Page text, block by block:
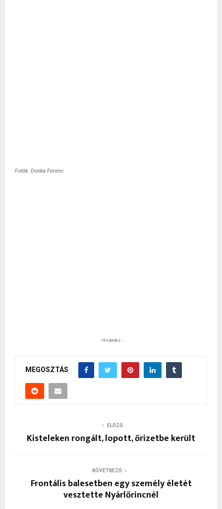
Fotók: Donka Ferenc
- Hirdetés -
MEGOSZTÁS
ELŐZŐ
Kisteleken rongált, lopott, őrizetbe került
KÖVETKEZŐ
Frontális balesetben egy személy életét
vesztette Nyárlőrincnél